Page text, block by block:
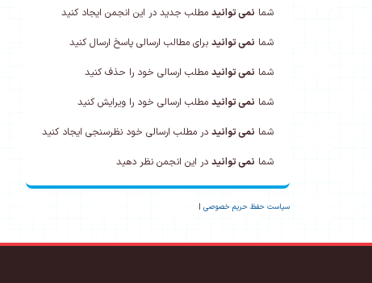
شما نمی توانید مطلب جدید در این انجمن ایجاد کنید
شما نمی توانید برای مطالب ارسالی پاسخ ارسال کنید
شما نمی توانید مطلب ارسالی خود را حذف کنید
شما نمی توانید مطلب ارسالی خود را ویرایش کنید
شما نمی توانید در مطلب ارسالی خود نظرسنجی ایجاد کنید
شما نمی توانید در این انجمن نظر دهید
سیاست حفظ حریم خصوصی |